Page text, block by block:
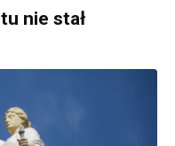
nie stał